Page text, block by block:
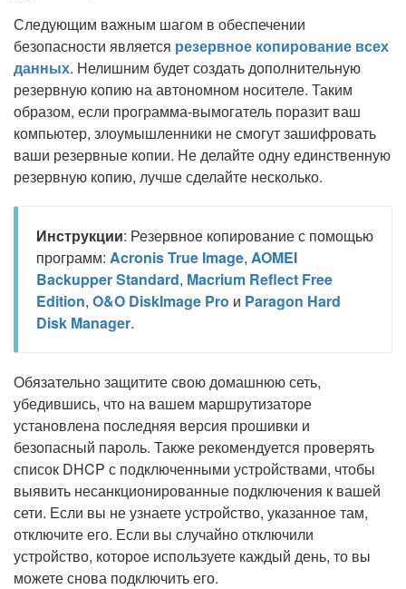
Следующим важным шагом в обеспечении
безопасности является резервное копирование всех
данных. Нелишним будет создать дополнительную
резервную копию на автономном носителе. Таким
образом, если программа-вымогатель поразит ваш
компьютер, злоумышленники не смогут зашифровать
ваши резервные копии. Не делайте одну единственную
резервную копию, лучше сделайте несколько.
Инструкции: Резервное копирование с помощью
программ: Acronis True Image, AOMEI
Backupper Standard, Macrium Reflect Free
Edition, O&O DiskImage Pro и Paragon Hard
Disk Manager.
Обязательно защитите свою домашнюю сеть,
убедившись, что на вашем маршрутизаторе
установлена последняя версия прошивки и
безопасный пароль. Также рекомендуется проверять
список DHCP с подключенными устройствами, чтобы
выявить несанкционированные подключения к вашей
сети. Если вы не узнаете устройство, указанное там,
отключите его. Если вы случайно отключили
устройство, которое используете каждый день, то вы
можете снова подключить его.